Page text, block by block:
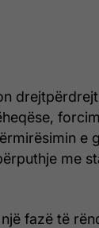
e
me
fazë të